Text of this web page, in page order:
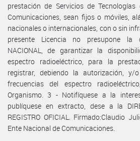
prestación de Servicios de
Comunicaciones, sean fijos o móviles,
nacionales o internacionales, con o sin
presente Licencia no presupone la
NACIONAL, de garantizar la
espectro radioeléctrico, para la
registrar, debiendo la autorización,
frecuencias del espectro
Organismo. 3 - Notifíquese a la
publíquese en extracto, dese a la
REGISTRO OFICIAL. Firmado:Claudio
Ente Nacional de Comunicaciones.